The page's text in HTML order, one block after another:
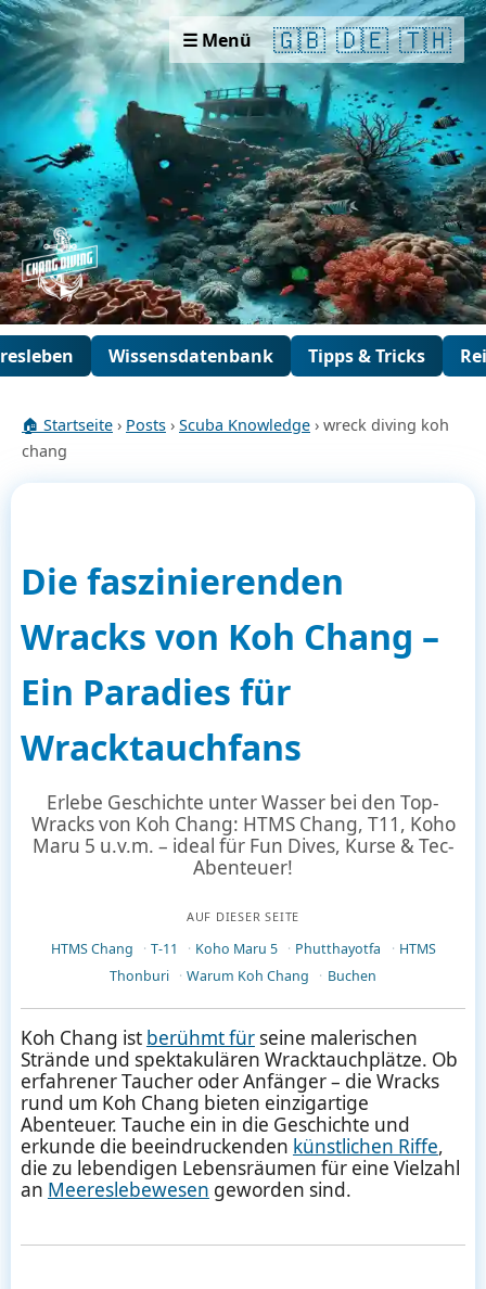
☰ Menü 🇬🇧 🇩🇪 🇹🇭
Wissensdatenbank Tipps & Tricks
🏠 Startseite › Posts › Scuba Knowledge › wreck diving koh
chang
Die faszinierenden
Wracks von Koh Chang –
Ein Paradies für
Wracktauchfans
Erlebe Geschichte unter Wasser bei den Top-
Wracks von Koh Chang: HTMS Chang, T11, Koho
Maru 5 u.v.m. – ideal für Fun Dives, Kurse & Tec-
Abenteuer!
AUF DIESER SEITE
HTMS Chang T-11 Koho Maru 5 Phutthayotfa
HTMS
Thonburi
Warum Koh Chang Buchen
Koh Chang ist berühmt fürseine malerischen
Strände und spektakulären Wracktauchplätze. Ob
erfahrener Taucher oder Anfänger – die Wracks
rund um Koh Chang bieten einzigartige
Abenteuer. Tauche ein in die Geschichte und
erkunde die beeindruckenden künstlichen Riffe,
die zu lebendigen Lebensräumen für eine Vielzahl
an Meereslebewesen geworden sind.